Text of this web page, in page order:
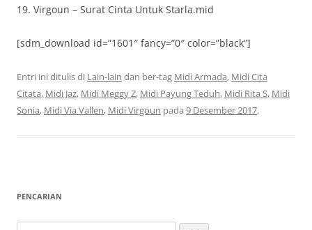
19. Virgoun – Surat Cinta Untuk Starla.mid
[sdm_download id=”1601″ fancy=”0″ color=”black”]
Entri ini ditulis di Lain-lain dan ber-tag Midi Armada, Midi Cita
Citata, Midi Jaz, Midi Meggy Z, Midi Payung Teduh, Midi Rita S, Midi
Sonia, Midi Via Vallen, Midi Virgoun pada 9 Desember 2017.
PENCARIAN